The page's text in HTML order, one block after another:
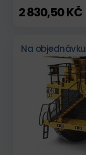
2 830,50 KČ
Na objednávku